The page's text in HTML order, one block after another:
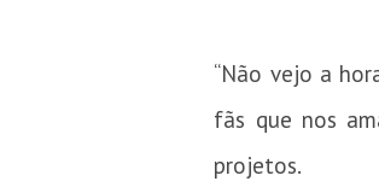
“Não vejo a
fãs que nos
projetos.